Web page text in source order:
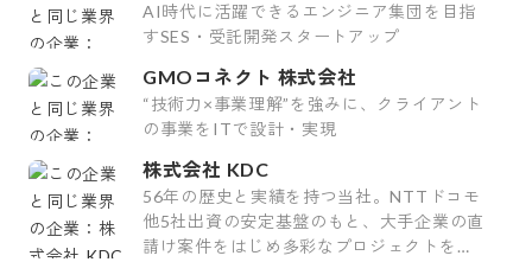
AI時代に活躍できるエンジニア集団を目指
すSES・受託開発スタートアップ
GMOコネクト 株式会社
“技術力×事業理解”を強みに、クライアント
の事業をITで設計・実現
株式会社 KDC
56年の歴史と実績を持つ当社。NTTドコモ
他5社出資の安定基盤のもと、大手企業の直
請け案件をはじめ多彩なプロジェクトを手